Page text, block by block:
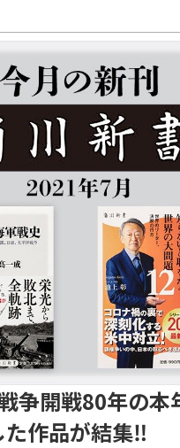
争開戦80年の
作品が結集‼